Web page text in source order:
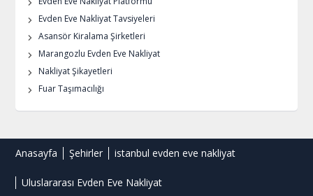
Evden Eve Nakliyat Tavsiyeleri
Asansör Kiralama Şirketleri
Marangozlu Evden Eve Nakliyat
Nakliyat Şikayetleri
Fuar Taşımacılığı
Anasayfa Şehirler istanbul evden eve nakliyat
Uluslararası Evden Eve Nakliyat